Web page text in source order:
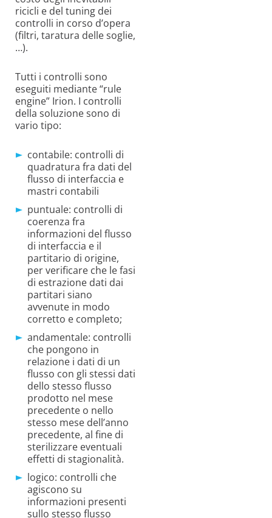
ricicli e del tuning dei
controlli in corso d’opera
(filtri, taratura delle soglie,
…).
Tutti i controlli sono
eseguiti mediante “rule
engine” Irion. I controlli
della soluzione sono di
vario tipo:
contabile: controlli di
quadratura fra dati del
flusso di interfaccia e
mastri contabili
puntuale: controlli di
coerenza fra
informazioni del flusso
di interfaccia e il
partitario di origine,
per verificare che le fasi
di estrazione dati dai
partitari siano
avvenute in modo
corretto e completo;
andamentale: controlli
che pongono in
relazione i dati di un
flusso con gli stessi dati
dello stesso flusso
prodotto nel mese
precedente o nello
stesso mese dell’anno
precedente, al fine di
sterilizzare eventuali
effetti di stagionalità.
logico: controlli che
agiscono su
informazioni presenti
sullo stesso flusso